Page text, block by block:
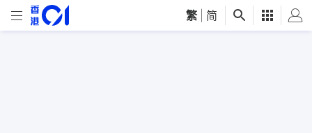
繁 简